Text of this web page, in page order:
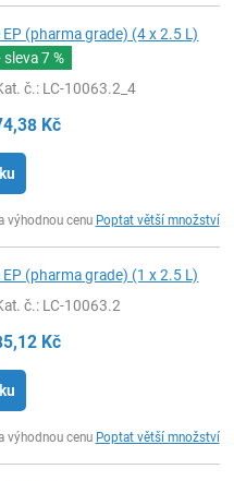
EP (pharma grade) (4 x 2.5 L)
sleva7 %
č.: LC-10063.2_4
Kč
výhodnou cenu Poptat větší množství
EP (pharma grade) (1 x 2.5 L)
č.: LC-10063.2
Kč
výhodnou cenu Poptat větší množství